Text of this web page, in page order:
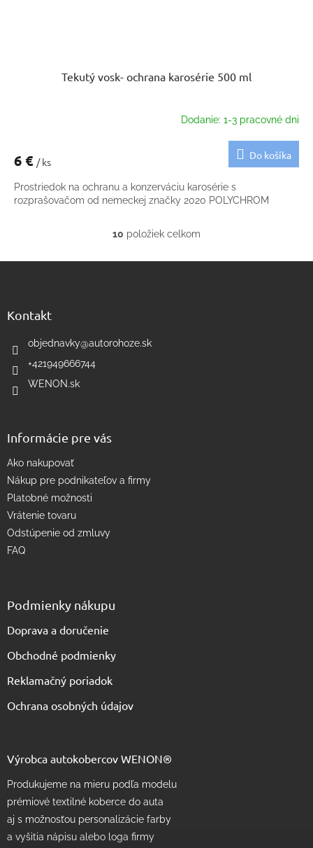
Tekutý vosk- ochrana karosérie 500 ml
Dodanie: 1-3 pracovné dni
6 € / ks
Do košíka
Prostriedok na ochranu a konzerváciu karosérie s
rozprašovačom od nemeckej značky 2020 POLYCHROM
O
l
10 položiek celkom
Kontakt
objednavky@autorohoze.sk
+421949666744
WENON.sk
Informácie pre vás
Ako nakupovať
Nákup pre podnikateľov a firmy
Platobné možnosti
Vrátenie tovaru
Odstúpenie od zmluvy
FAQ
Podmienky nákupu
Doprava a doručenie
Obchodné podmienky
Reklamačný poriadok
Ochrana osobných údajov
Výrobca autokobercov WENON®
Produkujeme na mieru podľa modelu
prémiové textilné koberce do auta
aj s možnosťou personalizácie farby
a vyšitia nápisu alebo loga firmy